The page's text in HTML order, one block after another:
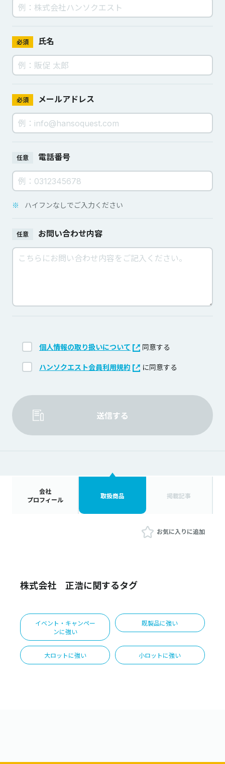
必須 氏名
必須 メールアドレス
任意 電話番号
※ ハイフンなしでご入力ください
任意 お問い合わせ内容
個人情報の取り扱いについて 同意する
ハンソクエスト会員利用規約 に同意する
送信する
会社
プロフィール
取扱商品 掲載記事
お気に入りに追加
株式会社 正浩に関するタグ
イベント・キャンペー
ンに強い
既製品に強い
大ロットに強い 小ロットに強い